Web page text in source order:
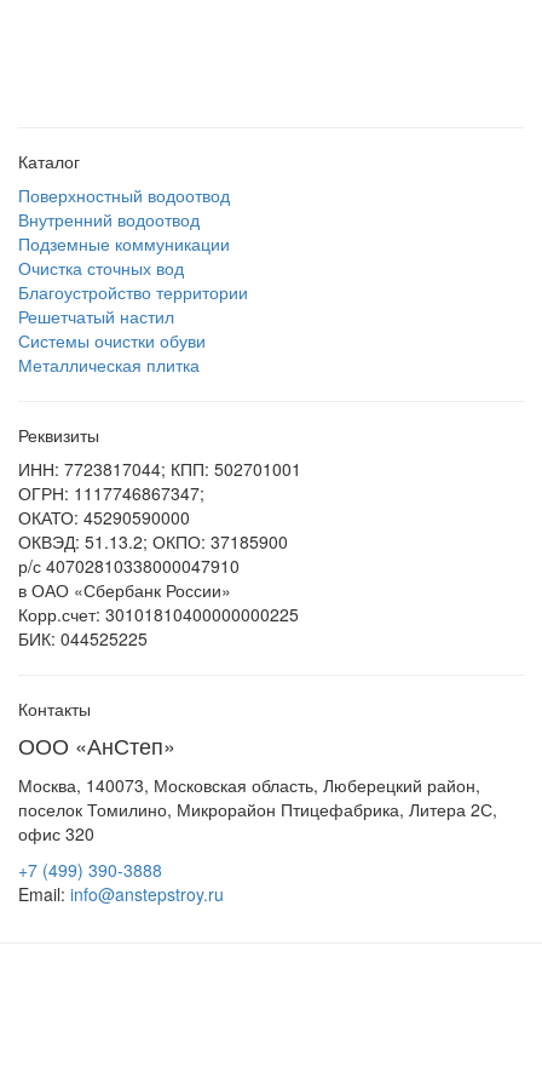
Каталог
Поверхностный водоотвод
Внутренний водоотвод
Подземные коммуникации
Очистка сточных вод
Благоустройство территории
Решетчатый настил
Системы очистки обуви
Металлическая плитка
Реквизиты
ИНН: 7723817044; КПП: 502701001
ОГРН: 1117746867347;
ОКАТО: 45290590000
ОКВЭД: 51.13.2; ОКПО: 37185900
р/с 40702810338000047910
в ОАО «Сбербанк России»
Корр.счет: 30101810400000000225
БИК: 044525225
Контакты
ООО «АнСтеп»
Москва, 140073, Московская область, Люберецкий район,
поселок Томилино, Микрорайон Птицефабрика, Литера 2С,
офис 320
+7 (499) 390-3888
Email: info@anstepstroy.ru